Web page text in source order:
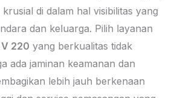
di dalam hal visibilitas yang
dan keluarga. Pilih layanan
220 yang berkualitas tidak
ada jaminan keamanan dan
lebih jauh berkenaan